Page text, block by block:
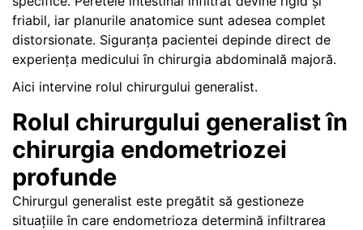
friabil, iar planurile anatomice sunt adesea complet
distorsionate. Siguranța pacientei depinde direct de
experiența medicului în chirurgia abdominală majoră.
Aici intervine rolul chirurgului generalist.
Rolul chirurgului generalist în
chirurgia endometriozei
profunde
Chirurgul generalist este pregătit să gestioneze
situațiile în care endometrioza determină infiltrarea